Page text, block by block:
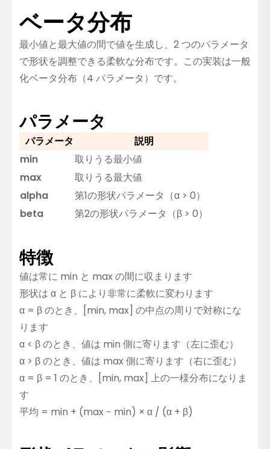
ベータ分布
最小値と最大値の間で値を生成し、2 つのパラメータ
で形状を調整できる柔軟な分布です。この実装は一般
化ベータ分布（4 パラメータ）です。
パラメータ
パラメータ
説明
min
取りうる最小値
max
取りうる最大値
alpha
第1の形状パラメータ（α > 0）
beta
第2の形状パラメータ（β > 0）
特徴
値は常に min と max の間に収まります
形状は α と β により非常に柔軟に変わります
α = β のとき、[min, max] の中点の周りで対称にな
ります
α < β のとき、値は min 側に寄ります（左に歪む）
α > β のとき、値は max 側に寄ります（右に歪む）
α = β = 1 のとき、[min, max] 上の一様分布になりま
す
平均 = min + (max − min) × α / (α + β)